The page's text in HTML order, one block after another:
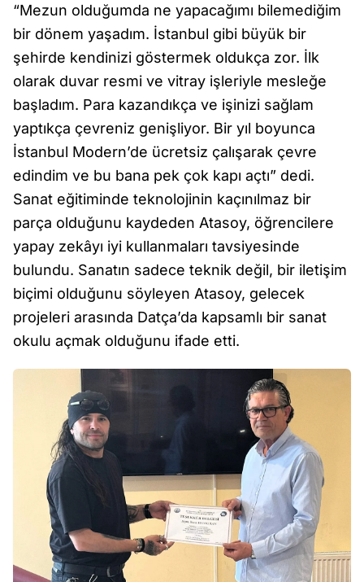
“Mezun olduğumda ne yapacağımı bilemediğim
bir dönem yaşadım. İstanbul gibi büyük bir
şehirde kendinizi göstermek oldukça zor. İlk
olarak duvar resmi ve vitray işleriyle mesleğe
başladım. Para kazandıkça ve işinizi sağlam
yaptıkça çevreniz genişliyor. Bir yıl boyunca
İstanbul Modern’de ücretsiz çalışarak çevre
edindim ve bu bana pek çok kapı açtı” dedi.
Sanat eğitiminde teknolojinin kaçınılmaz bir
parça olduğunu kaydeden Atasoy, öğrencilere
yapay zekâyı iyi kullanmaları tavsiyesinde
bulundu. Sanatın sadece teknik değil, bir iletişim
biçimi olduğunu söyleyen Atasoy, gelecek
projeleri arasında Datça’da kapsamlı bir sanat
okulu açmak olduğunu ifade etti.